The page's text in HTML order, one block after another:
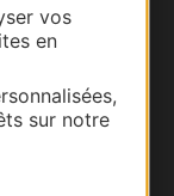
vos
en
sur notre